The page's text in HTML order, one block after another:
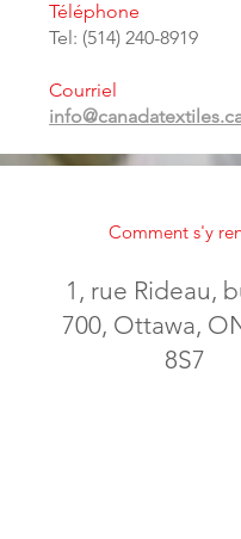
Téléphone
Tel: (514) 240-8919
Courriel
Comment s'y
1, rue Rideau,
700, Ottawa,
8S7